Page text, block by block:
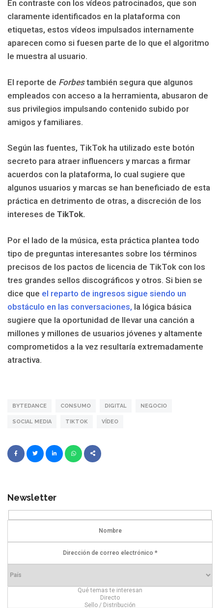
En contraste con los vídeos patrocinados, que son
claramente identificados en la plataforma con
etiquetas, estos vídeos impulsados internamente
aparecen como si fuesen parte de lo que el algoritmo
le muestra al usuario.
El reporte de Forbestambién segura que algunos
empleados con acceso a la herramienta, abusaron de
sus privilegios impulsando contenido subido por
amigos y familiares.
Según las fuentes, TikTok ha utilizado este botón
secreto para atraer influencers y marcas a firmar
acuerdos con la plataforma, lo cual sugiere que
algunos usuarios y marcas se han beneficiado de esta
práctica en detrimento de otras, a discreción de los
intereses de TikTok.
Por el lado de la música, esta práctica plantea todo
tipo de preguntas interesantes sobre los términos
precisos de los pactos de licencia de TikTok con los
tres grandes sellos discográficos y otros. Si bien se
dice que el reparto de ingresos sigue siendo un
obstáculo en las conversaciones, la lógica básica
sugiere que la oportunidad de llevar una canción a
millones y millones de usuarios jóvenes y altamente
comprometidos a la vez resultaría extremadamente
atractiva.
BYTEDANCE CONSUMO DIGITAL NEGOCIO
SOCIAL MEDIA TIKTOK VÍDEO
Newsletter